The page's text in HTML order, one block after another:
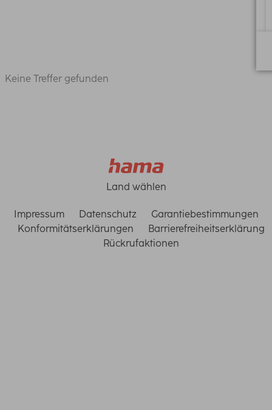
Keine Treffer gefunden
Land wählen
Impressum Datenschutz
Garantiebestimmungen
Konformitätserklärungen
Barrierefreiheitserklärung
Rückrufaktionen